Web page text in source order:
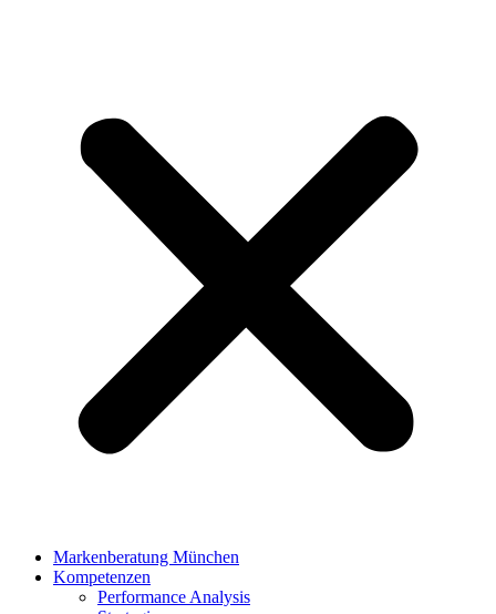
Markenberatung München
Kompetenzen
Performance Analysis